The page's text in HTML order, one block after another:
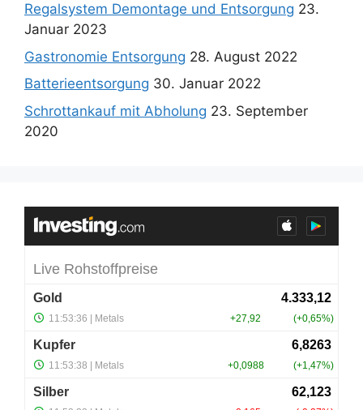
Regalsystem Demontage und Entsorgung 23.
Januar 2023
Gastronomie Entsorgung 28. August 2022
Batterieentsorgung 30. Januar 2022
Schrottankauf mit Abholung 23. September
2020